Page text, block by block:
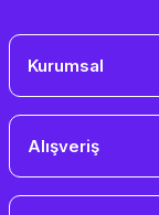
Kurumsal
Alışveriş